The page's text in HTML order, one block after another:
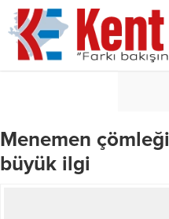
Menemen
büyük ilgi